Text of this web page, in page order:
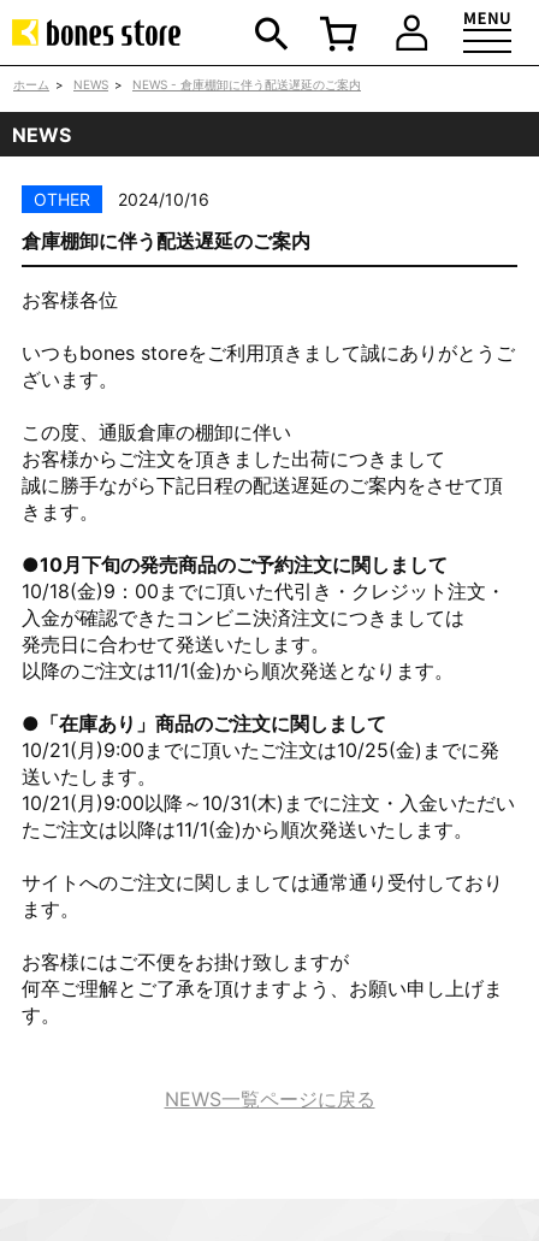
ホーム > NEWS > NEWS - 倉庫棚卸に伴う配送遅延のご案内
NEWS
OTHER 2024/10/16
倉庫棚卸に伴う配送遅延のご案内
お客様各位
いつもbones storeをご利用頂きまして誠にありがとうご
ざいます。
この度、通販倉庫の棚卸に伴い
お客様からご注文を頂きました出荷につきまして
誠に勝手ながら下記日程の配送遅延のご案内をさせて頂
きます。
●10月下旬の発売商品のご予約注文に関しまして
10/18(金)9：00までに頂いた代引き・クレジット注文・
入金が確認できたコンビニ決済注文につきましては
発売日に合わせて発送いたします。
以降のご注文は11/1(金)から順次発送となります。
●「在庫あり」商品のご注文に関しまして
10/21(月)9:00までに頂いたご注文は10/25(金)までに発
送いたします。
10/21(月)9:00以降～10/31(木)までに注文・入金いただい
たご注文は以降は11/1(金)から順次発送いたします。
サイトへのご注文に関しましては通常通り受付しており
ます。
お客様にはご不便をお掛け致しますが
何卒ご理解とご了承を頂けますよう、お願い申し上げま
す。
NEWS一覧ページに戻る